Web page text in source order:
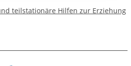
teilstationäre Hilfen zur Erziehung